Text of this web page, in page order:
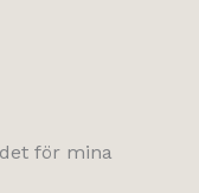
för mina